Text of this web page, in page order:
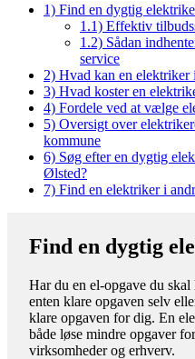
1) Find en dygtig
1.1) Effektiv
1.2) Sådan
service
2) Hvad kan en
3) Hvad koster en
4) Fordele ved at vælge
5) Oversigt over
kommune
6) Søg efter en dygtig
Ølsted?
7) Find en elektriker i
Find en dygtig
Har du en el-opgave du
enten klare opgaven selv
klare opgaven for dig. En
både løse mindre opgaver
virksomheder og erhverv.